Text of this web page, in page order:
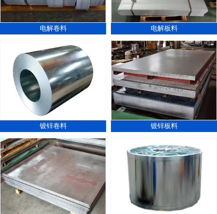
电解卷料 电解板料
镀锌卷料 镀锌板料